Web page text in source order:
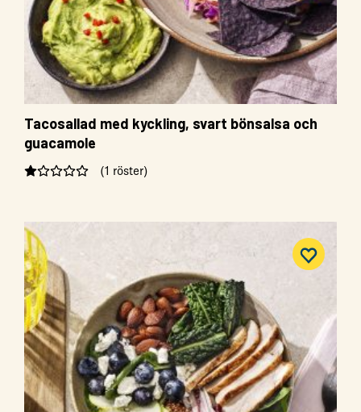
Tacosallad med kyckling, svart bönsalsa och
guacamole
(1 röster)